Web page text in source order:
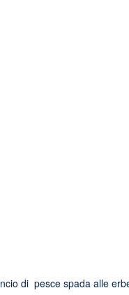
di pesce spada alle